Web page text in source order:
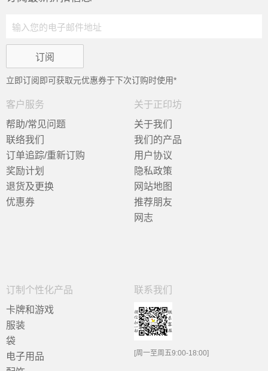
立即订阅即可获取元优惠券于下次订购时使用*
客户服务
帮助/常见问题
联络我们
订单追踪/重新订购
奖励计划
退货及更换
优惠券
关于正印坊
关于我们
我们的产品
用户协议
隐私政策
网站地图
推荐朋友
网志
订制个性化产品
卡牌和游戏
服装
袋
电子用品
联系我们
[周一至周五9:00-18:00]